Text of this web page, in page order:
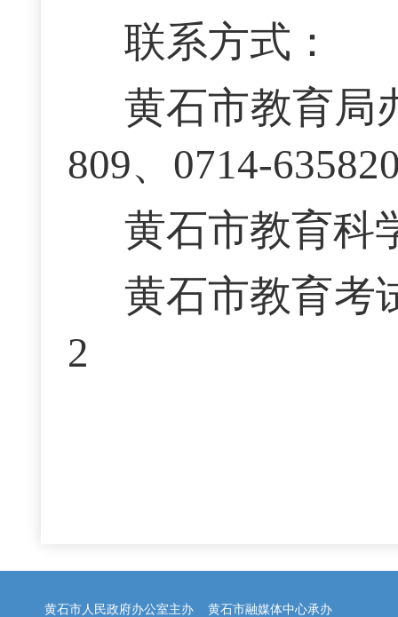
联系方式：
黄石市教育局
809、0714-
黄石市教育科
黄石市教育考
2
黄石市人民政府办公室主办 黄石市融媒体中心承办